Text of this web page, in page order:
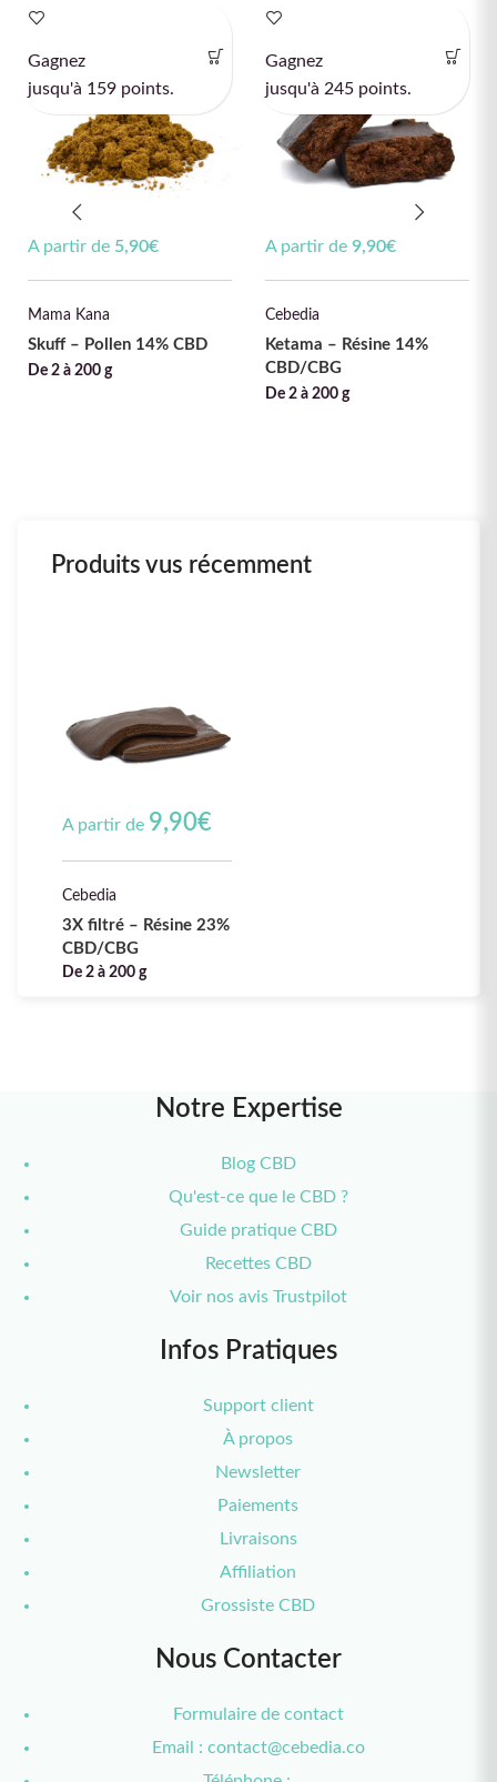
A partir de 5,90€
Mama Kana
Skuff – Pollen 14% CBD
De 2 à 200 g
Gagnez
jusqu'à 159 points.
A partir de 9,90€
Cebedia
Ketama – Résine 14%
CBD/CBG
De 2 à 200 g
Gagnez
jusqu'à 245 points.
Produits vus récemment
A partir de 9,90€
Cebedia
3X filtré – Résine 23%
CBD/CBG
De 2 à 200 g
Notre Expertise
Blog CBD
Qu'est-ce que le CBD ?
Guide pratique CBD
Recettes CBD
Voir nos avis Trustpilot
Infos Pratiques
Support client
À propos
Newsletter
Paiements
Livraisons
Affiliation
Grossiste CBD
Nous Contacter
Formulaire de contact
Email : contact@cebedia.co
2 bonbons THC offerts
🎁 !
2 bonbons THC sur votre première commande